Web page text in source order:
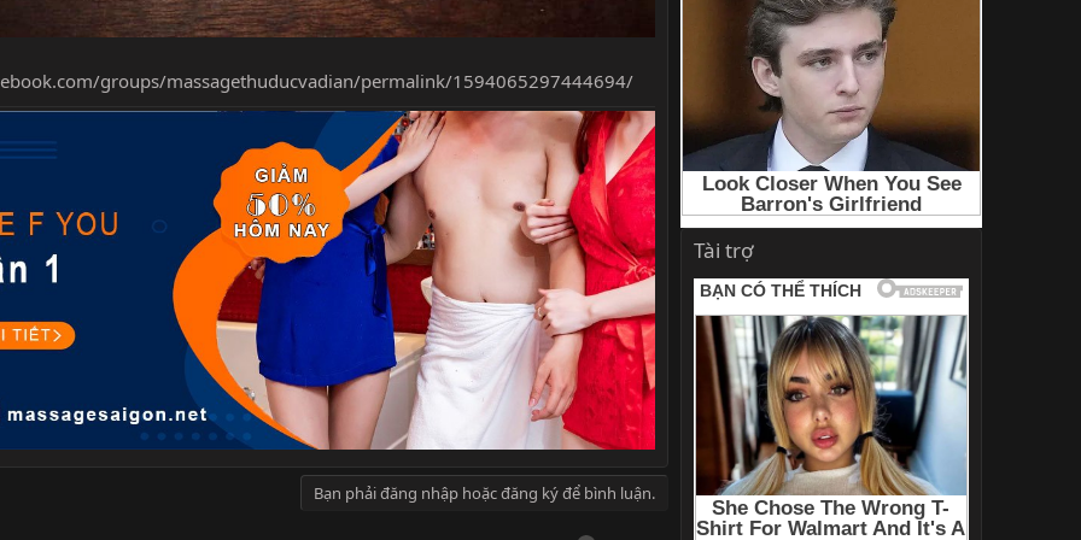
groups/massagethuducvadian/permalink/1594065297444694/
Bạn phải đăng nhập hoặc đăng ký để bình luận.
Tài trợ